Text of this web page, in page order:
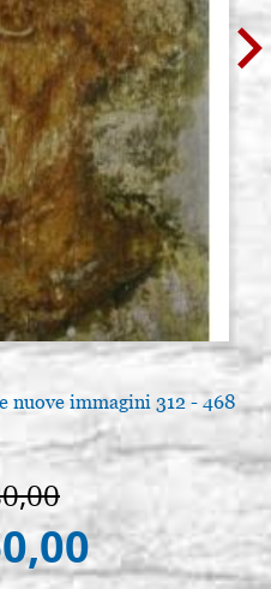
nuove immagini 312 - 468